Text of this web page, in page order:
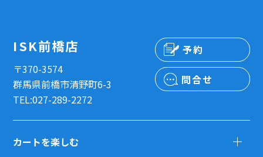
ISK前橋店
〒370-3574
群馬県前橋市清野町6-3
TEL:027-289-2272
予約
問合せ
カートを楽しむ